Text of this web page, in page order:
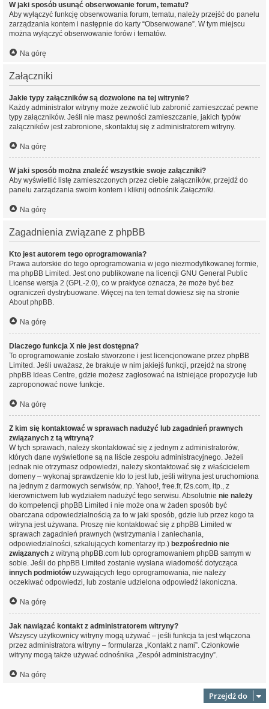
W jaki sposób usunąć obserwowanie forum, tematu?
Aby wyłączyć funkcję obserwowania forum, tematu, należy przejść do panelu
zarządzania kontem i następnie do karty “Obserwowane”. W tym miejscu
można wyłączyć obserwowanie forów i tematów.
Na górę
Załączniki
Jakie typy załączników są dozwolone na tej witrynie?
Każdy administrator witryny może zezwolić lub zabronić zamieszczać pewne
typy załączników. Jeśli nie masz pewności zamieszczanie, jakich typów
załączników jest zabronione, skontaktuj się z administratorem witryny.
Na górę
W jaki sposób można znaleźć wszystkie swoje załączniki?
Aby wyświetlić listę zamieszczonych przez ciebie załączników, przejdź do
panelu zarządzania swoim kontem i kliknij odnośnikZałączniki.
Na górę
Zagadnienia związane z phpBB
Kto jest autorem tego oprogramowania?
Prawa autorskie do tego oprogramowania w jego niezmodyfikowanej formie,
ma phpBB Limited . Jest ono publikowane na licencji GNU General Public
License wersja 2 (GPL-2.0), co w praktyce oznacza, że może być bez
ograniczeń dystrybuowane. Więcej na ten temat dowiesz się na stronie
About phpBB.
Na górę
Dlaczego funkcja X nie jest dostępna?
To oprogramowanie zostało stworzone i jest licencjonowane przez phpBB
Limited. Jeśli uważasz, że brakuje w nim jakiejś funkcji, przejdź na stronę
phpBB Ideas Centre, gdzie możesz zagłosować na istniejące propozycje lub
zaproponować nowe funkcje.
Na górę
Z kim się kontaktować w sprawach nadużyć lub zagadnień prawnych
związanych z tą witryną?
W tych sprawach, należy skontaktować się z jednym z administratorów,
których dane wyświetlone są na liście zespołu administracyjnego. Jeżeli
jednak nie otrzymasz odpowiedzi, należy skontaktować się z właścicielem
domeny – wykonaj sprawdzenie kto to jestlub, jeśli witryna jest uruchomiona
na jednym z darmowych serwisów, np. Yahoo!, free.fr, f2s.com, itp., z
kierownictwem lub wydziałem nadużyć tego serwisu. Absolutnie nie należy
do kompetencji phpBB Limited i nie może ona w żaden sposób być
obarczana odpowiedzialnością za to w jaki sposób, gdzie lub przez kogo ta
witryna jest używana. Proszę nie kontaktować się z phpBB Limited w
sprawach zagadnień prawnych (wstrzymania i zaniechania,
odpowiedzialności, szkalujących komentarzy itp.) bezpośrednio nie
związanych z witryną phpBB.com lub oprogramowaniem phpBB samym w
sobie. Jeśli do phpBB Limited zostanie wysłana wiadomość dotycząca
innych podmiotówużywających tego oprogramowania, nie należy
oczekiwać odpowiedzi, lub zostanie udzielona odpowiedź lakoniczna.
Na górę
Jak nawiązać kontakt z administratorem witryny?
Wszyscy użytkownicy witryny mogą używać – jeśli funkcja ta jest włączona
przez administratora witryny – formularza „Kontakt z nami”. Członkowie
witryny mogą także używać odnośnika „Zespół administracyjny”.
Na górę
Przejdź do